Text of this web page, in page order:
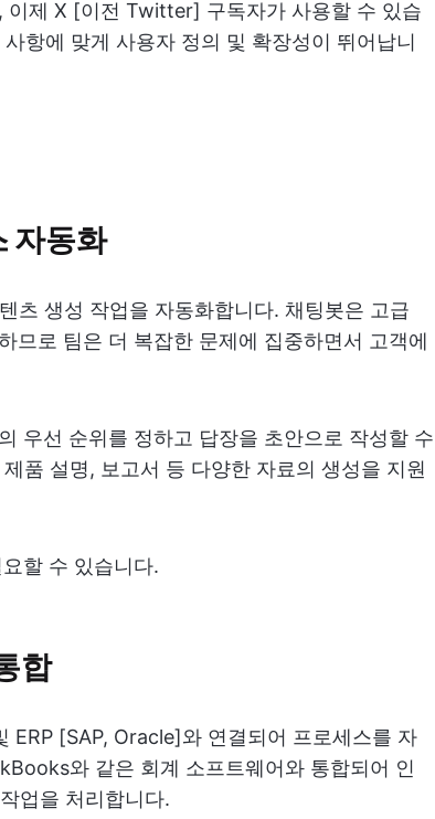
이제 X [이전 Twitter] 구독자가 사용할 수 있습
항에 맞게 사용자 정의 및 확장성이 뛰어납니
자동화
츠 생성 작업을 자동화합니다. 채팅봇은 고급
므로 팀은 더 복잡한 문제에 집중하면서 고객에
우선 순위를 정하고 답장을 초안으로 작성할 수
품 설명, 보고서 등 다양한 자료의 생성을 지원
할 수 있습니다.
합
[SAP, Oracle]와 연결되어 프로세스를 자
와 같은 회계 소프트웨어와 통합되어 인
업을 처리합니다.